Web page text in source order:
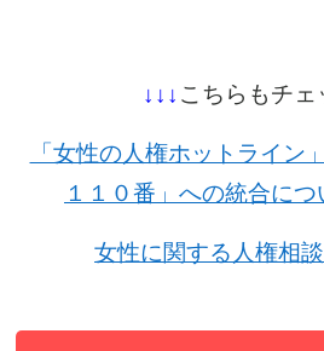
↓↓↓ こちらもチェ
「女性の人権ホットライン
１１０番」への統合につ
女性に関する人権相